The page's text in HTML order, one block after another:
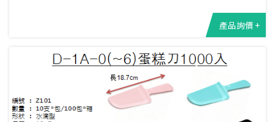
產品詢價 +